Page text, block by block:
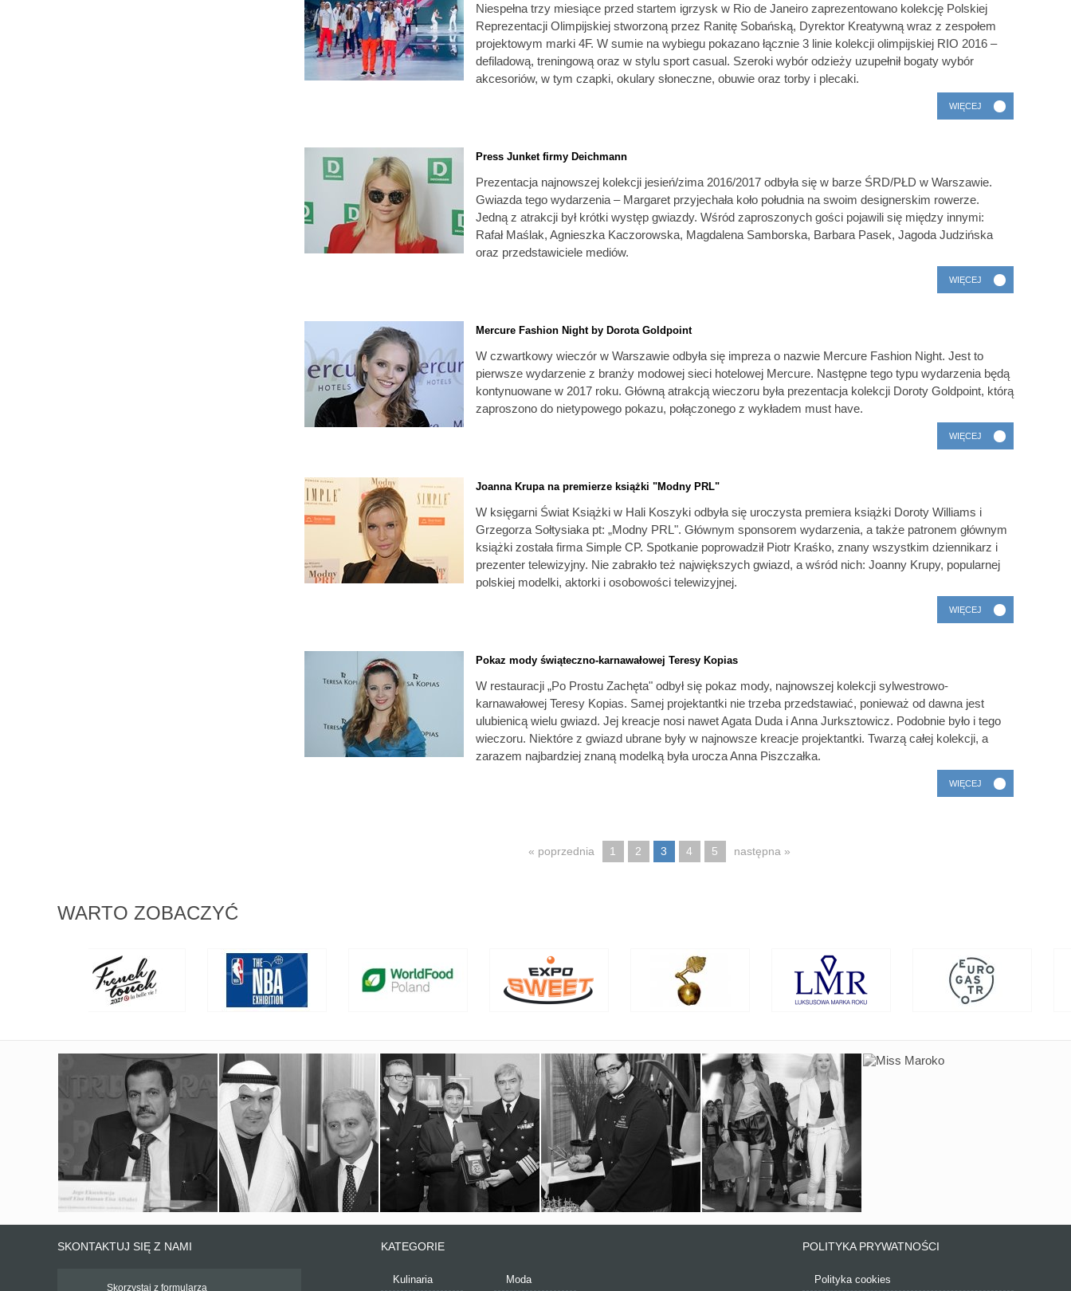
Niespełna trzy miesiące przed startem igrzysk w Rio de Janeiro zaprezentowano kolekcję Polskiej
Reprezentacji Olimpijskiej stworzoną przez Ranitę Sobańską, Dyrektor Kreatywną wraz z zespołem
projektowym marki 4F. W sumie na wybiegu pokazano łącznie 3 linie kolekcji olimpijskiej RIO 2016 –
defiladową, treningową oraz w stylu sport casual. Szeroki wybór odzieży uzupełnił bogaty wybór
akcesoriów, w tym czapki, okulary słoneczne, obuwie oraz torby i plecaki.
WIĘCEJ
Press Junket firmy Deichmann
Prezentacja najnowszej kolekcji jesień/zima 2016/2017 odbyła się w barze ŚRD/PŁD w Warszawie.
Gwiazda tego wydarzenia – Margaret przyjechała koło południa na swoim designerskim rowerze.
Jedną z atrakcji był krótki występ gwiazdy. Wśród zaproszonych gości pojawili się między innymi:
Rafał Maślak, Agnieszka Kaczorowska, Magdalena Samborska, Barbara Pasek, Jagoda Judzińska
oraz przedstawiciele mediów.
WIĘCEJ
Mercure Fashion Night by Dorota Goldpoint
W czwartkowy wieczór w Warszawie odbyła się impreza o nazwie Mercure Fashion Night. Jest to
pierwsze wydarzenie z branży modowej sieci hotelowej Mercure. Następne tego typu wydarzenia będą
kontynuowane w 2017 roku. Główną atrakcją wieczoru była prezentacja kolekcji Doroty Goldpoint, którą
zaproszono do nietypowego pokazu, połączonego z wykładem must have.
WIĘCEJ
Joanna Krupa na premierze książki "Modny PRL"
W księgarni Świat Książki w Hali Koszyki odbyła się uroczysta premiera książki Doroty Williams i
Grzegorza Sołtysiaka pt: „Modny PRL". Głównym sponsorem wydarzenia, a także patronem głównym
książki została firma Simple CP. Spotkanie poprowadził Piotr Kraśko, znany wszystkim dziennikarz i
prezenter telewizyjny. Nie zabrakło też największych gwiazd, a wśród nich: Joanny Krupy, popularnej
polskiej modelki, aktorki i osobowości telewizyjnej.
WIĘCEJ
Pokaz mody świąteczno-karnawałowej Teresy Kopias
W restauracji „Po Prostu Zachęta" odbył się pokaz mody, najnowszej kolekcji sylwestrowo-
karnawałowej Teresy Kopias. Samej projektantki nie trzeba przedstawiać, ponieważ od dawna jest
ulubienicą wielu gwiazd. Jej kreacje nosi nawet Agata Duda i Anna Jurksztowicz. Podobnie było i tego
wieczoru. Niektóre z gwiazd ubrane były w najnowsze kreacje projektantki. Twarzą całej kolekcji, a
zarazem najbardziej znaną modelką była urocza Anna Piszczałka.
WIĘCEJ
« poprzednia 1 2 3 4 5 następna »
WARTO ZOBACZYĆ
SKONTAKTUJ SIĘ Z NAMI
Skorzystaj z formularza
KATEGORIE
Kulinaria Moda
POLITYKA PRYWATNOŚCI
Polityka cookies